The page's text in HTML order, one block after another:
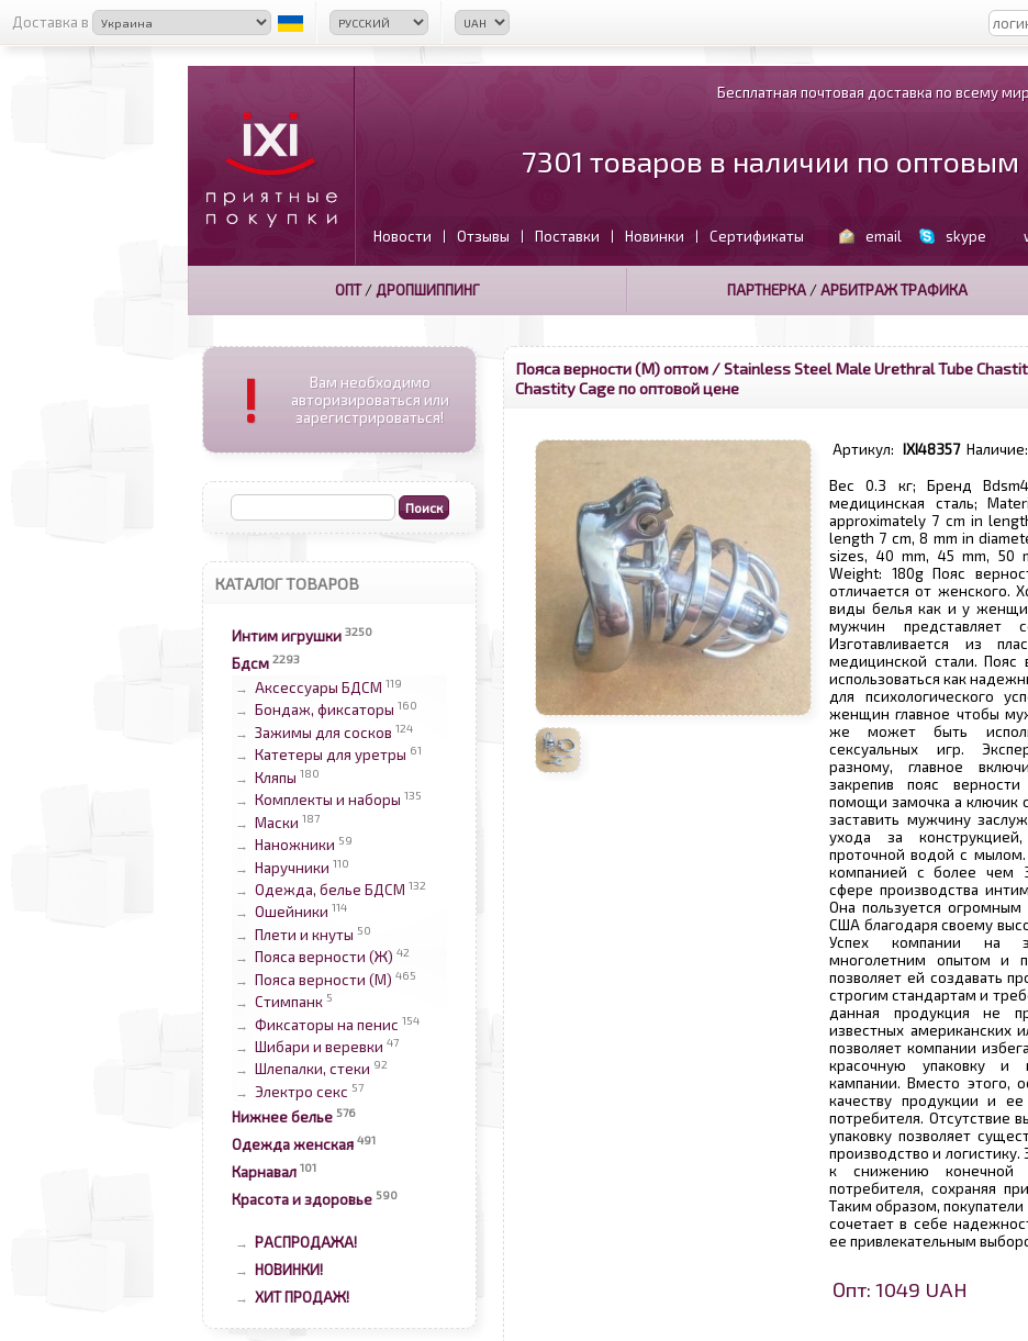
Доставка в
Бесплатная почтовая доставка по всему
7301 товаров в наличии по
Новости | Отзывы | Поставки | Новинки | Сертификаты email skype
ОПТ/ ДРОПШИППИНГ ПАРТНЕРКА/АРБИТРАЖ ТРАФИКА
!
Вам необходимо
авторизироваться или
зарегистрироваться!
КАТАЛОГ ТОВАРОВ
Интим игрушки 3250
Бдсм 2293
→ Аксессуары БДСМ 119
→ Бондаж, фиксаторы 160
→ Зажимы для сосков 124
→ Катетеры для уретры 61
→ Кляпы 180
→ Комплекты и наборы 135
→ Маски 187
→ Наножники 59
→ Наручники 110
→ Одежда, белье БДСМ 132
→ Ошейники 114
→ Плети и кнуты 50
→ Пояса верности (Ж) 42
→ Пояса верности (М) 465
→ Стимпанк 5
→ Фиксаторы на пенис 154
→ Шибари и веревки 47
→ Шлепалки, стеки 92
→ Электро секс 57
Нижнее белье 576
Одежда женская 491
Карнавал 101
Красота и здоровье 590
→ РАСПРОДАЖА!
→ НОВИНКИ!
→ ХИТ ПРОДАЖ!
Пояса верности (М) оптом / Stainless Steel Male Urethral Tube
Chastity Cage по оптовой цене
Артикул: IXI48357 Наличие:
Вес 0.3 кг; Бренд
медицинская сталь;
approximately 7 cm in
length 7 cm, 8 mm in
sizes, 40 mm, 45 mm, 50
Weight: 180g Пояс
отличается от женского.
виды белья как и у
мужчин представляет
Изготавливается из
медицинской стали.
использоваться как
для психологического
женщин главное чтобы
же может быть
сексуальных игр.
разному, главное
закрепив пояс
помощи замочка а ключик
заставить мужчину
ухода за
проточной водой с мылом.
компанией с более чем
сфере производства
Она пользуется
США благодаря своему
Успех компании на
многолетним опытом и
позволяет ей создавать
строгим стандартам и
данная продукция не
известных американских
позволяет компании
красочную упаковку и
кампании. Вместо этого,
качеству продукции и
потребителя. Отсутствие
упаковку позволяет
производство и
к снижению конечной
потребителя, сохраняя
Таким образом,
сочетает в себе
ее привлекательным
Опт: 1049 UAH